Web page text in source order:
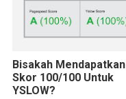
Bisakah Mendapatkan
Skor 100/100 Untuk
YSLOW?